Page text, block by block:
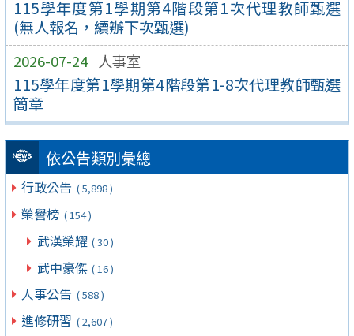
115學年度第1學期第4階段第1次代理教師甄選
(無人報名，續辦下次甄選)
2026-07-24 人事室
115學年度第1學期第4階段第1-8次代理教師甄選
簡章
依公告類別彙總
行政公告 ( 5,898 )
榮譽榜 ( 154 )
武漢榮耀 ( 30 )
武中豪傑 ( 16 )
人事公告 ( 588 )
進修研習 ( 2,607 )